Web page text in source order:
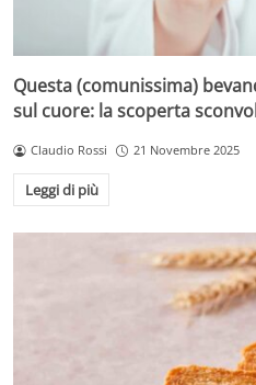
Questa (comunissima)
sul cuore: la scoperta
Claudio Rossi 21 Novembre 2025
Leggi di più